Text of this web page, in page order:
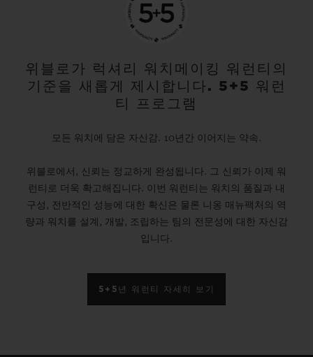
위블로가 럭셔리 워치메이킹 워런티의
기준을 새롭게 제시합니다. 5+5 워런
티 프로그램
모든 워치에 담은 자신감. 10년간 이어지는 약속.
위블로에서, 신뢰는 정교하게 완성됩니다. 그 신뢰가 이제 워
런티로 더욱 확고해집니다. 이번 워런티는 워치의 품질과 내
구성, 전반적인 성능에 대한 확신은 물론 니옹 매뉴팩처의 역
량과 워치를 설계, 개발, 조립하는 팀의 전문성에 대한 자신감
입니다.
5+5년 워런티 자세히 보기